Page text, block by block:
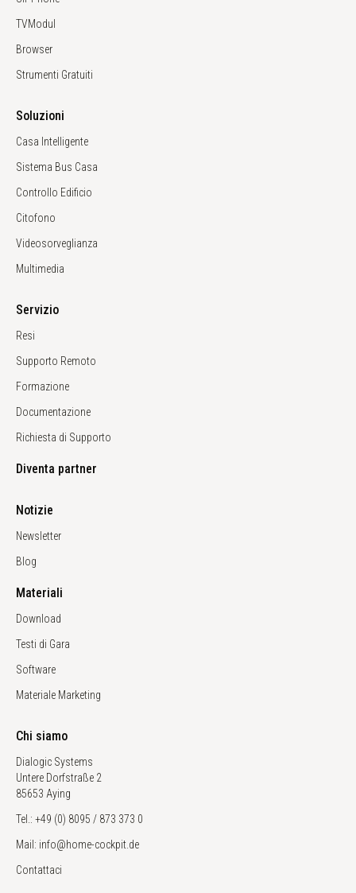
TVModul
Browser
Strumenti Gratuiti
Soluzioni
Casa Intelligente
Sistema Bus Casa
Controllo Edificio
Citofono
Videosorveglianza
Multimedia
Servizio
Resi
Supporto Remoto
Formazione
Documentazione
Richiesta di Supporto
Diventa partner
Notizie
Newsletter
Blog
Materiali
Download
Testi di Gara
Software
Materiale Marketing
Chi siamo
Dialogic Systems
Untere Dorfstraße 2
85653 Aying
Tel.: +49 (0) 8095 / 873 373 0
Mail: info@home-cockpit.de
Contattaci